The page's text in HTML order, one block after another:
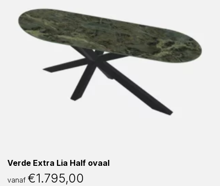
Verde Extra Lia Half ovaal
vanaf €1.795,00